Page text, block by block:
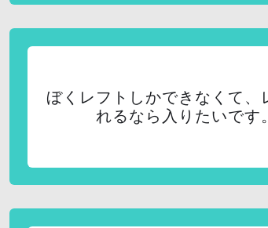
ぼくレフトしかできなくて、
れるなら入りたいです。